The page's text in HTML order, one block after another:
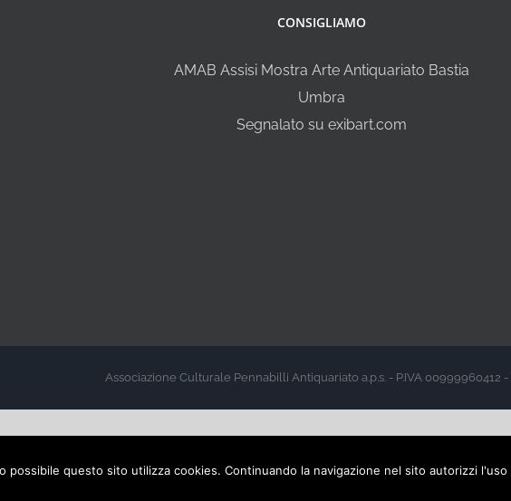
CONSIGLIAMO
AMAB Assisi Mostra Arte Antiquariato Bastia
Umbra
Segnalato su exibart.com
Associazione Culturale Pennabilli Antiquariato a.p.s. - P.IVA 00999960412 -
possibile questo sito utilizza cookies. Continuando la navigazione nel sito autorizzi l'uso